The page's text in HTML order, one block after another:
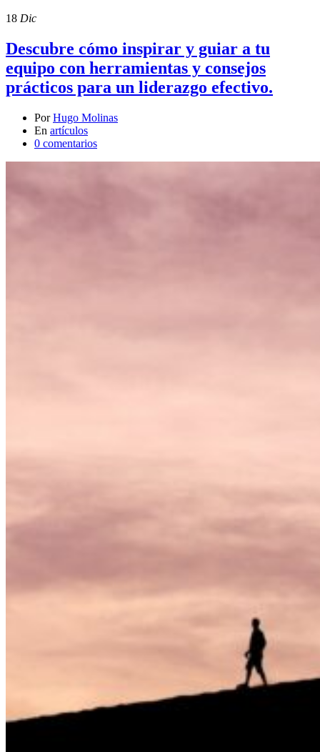
18 Dic
Descubre cómo inspirar y guiar a tu
equipo con herramientas y consejos
prácticos para un liderazgo efectivo.
Por Hugo Molinas
En artículos
0 comentarios